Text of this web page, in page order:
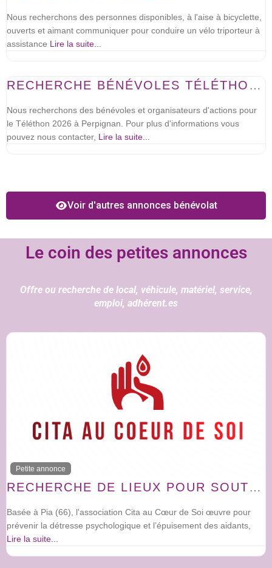
Nous recherchons des personnes disponibles, à l'aise à bicyclette,
ouverts et aimant communiquer pour conduire un vélo triporteur à
assistance Lire la suite...
RECHERCHE BÉNÉVOLES TÉLÉTHON PERPIGNANAIS
Nous recherchons des bénévoles et organisateurs d'actions pour
le Téléthon 2026 à Perpignan. Pour plus d'informations vous
pouvez nous contacter, Lire la suite...
Voir d'autres annonces bénévolat
Le coin des petites annonces
Offre ou recherche de local, véhicule, matériel, service,
emploi, adhérent.es
Petite annonce
RECHERCHE DE LIEUX POUR SOUTENIR LES AIDANTS DANS LES PYRÉNÉES-ORIENTALES
Basée à Pia (66), l'association Cita au Cœur de Soi œuvre pour
prévenir la détresse psychologique et l’épuisement des aidants,
Lire la suite...